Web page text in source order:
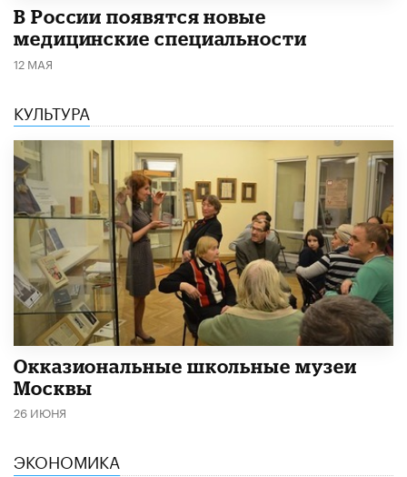
В России появятся новые
медицинские специальности
12 МАЯ
КУЛЬТУРА
​Окказиональные школьные музеи
Москвы
26 ИЮНЯ
ЭКОНОМИКА